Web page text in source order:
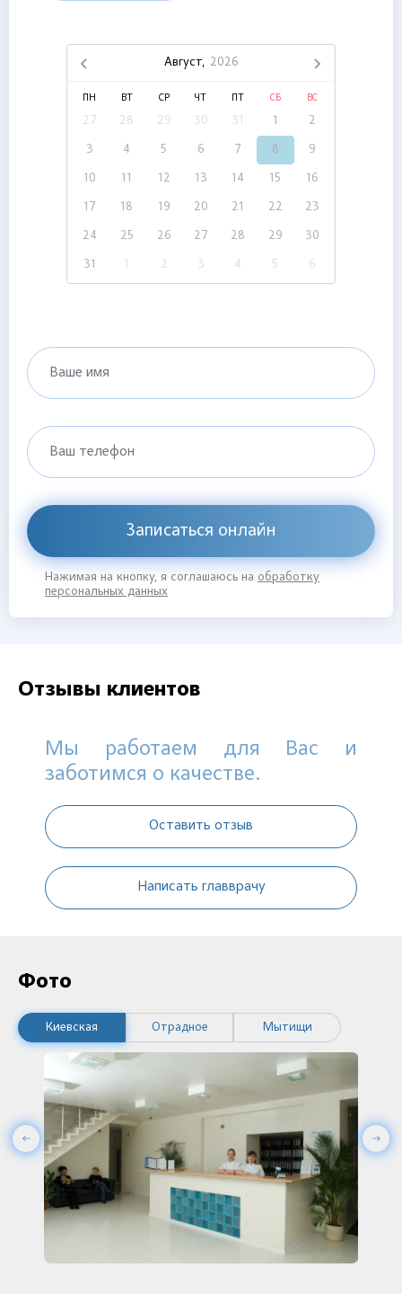
Август, 2026
ПН ВТ СР ЧТ СБ ВС
27 28 29 30 31 1 2
3 4 5 6 7 8 9
10 11 12 13 14 15 16
17 18 19 20 21 22 23
24 25 26 27 28 29 30
31 1 2 3 4 5 6
Ваше имя
Ваш телефон
Записаться онлайн
Нажимая на кнопку, я соглашаюсь на обработку
персональных данных
Отзывы клиентов
Мы работаем для Вас и
заботимся о качестве.
Оставить отзыв
Написать главврачу
Фото
Киевская Отрадное Мытищи